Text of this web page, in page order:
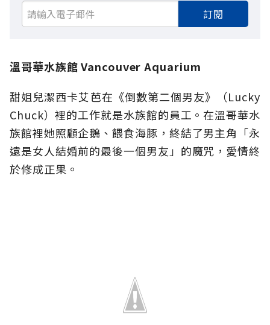
訂閱
溫哥華水族館 Vancouver Aquarium
甜姐兒潔西卡艾芭在《倒數第二個男友》（Lucky
Chuck）裡的工作就是水族館的員工。在溫哥華水
族館裡她照顧企鵝、餵食海豚，終結了男主角「永
遠是女人結婚前的最後一個男友」的魔咒，愛情終
於修成正果。